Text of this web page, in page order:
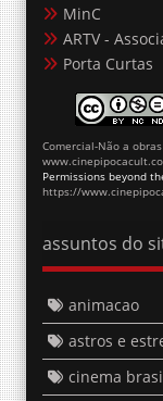
MinC
ARTV -
Porta Curtas
Comercial-Não a
Permissions beyond
https://
assuntos do
animacao
astros e
cinema